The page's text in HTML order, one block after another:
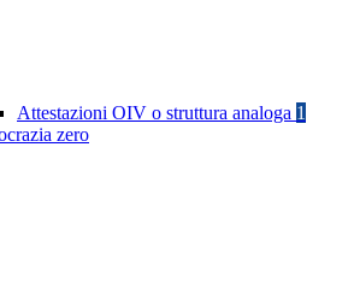
Attestazioni OIV o struttura analoga 1
zero